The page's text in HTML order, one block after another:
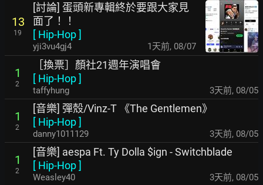
13
19
[討論] 蛋頭新專輯終於要跟大家見
面了！！
[ Hip-Hop]
yji3vu4gj4 1天前, 08/07
1
2
［換票］顏社21週年演唱會
[ Hip-Hop]
taffyhung 3天前, 08/05
1
2
[音樂] 彈殼/Vinz-T 《The Gentlemen》
[ Hip-Hop]
danny1011129 3天前, 08/05
1
2
[音樂] aespa Ft. Ty Dolla $ign - Switchblade
[ Hip-Hop]
Weasley40 3天前, 08/05